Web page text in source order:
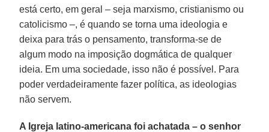
está certo, em geral – seja marxismo, cristianismo ou
catolicismo –, é quando se torna uma ideologia e
deixa para trás o pensamento, transforma-se de
algum modo na imposição dogmática de qualquer
ideia. Em uma sociedade, isso não é possível. Para
poder verdadeiramente fazer política, as ideologias
não servem.
A Igreja latino-americana foi achatada – o senhor